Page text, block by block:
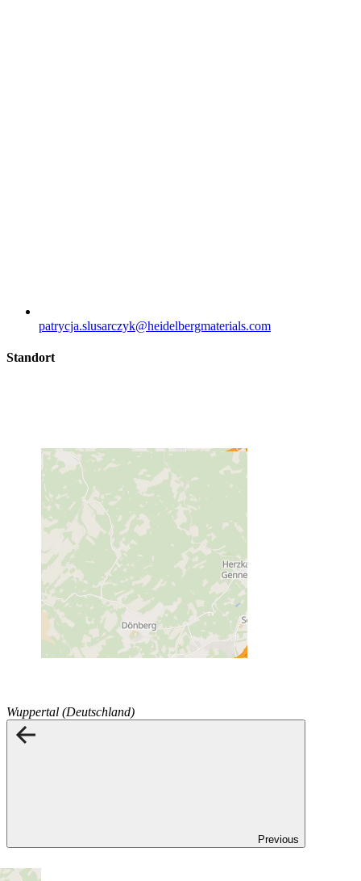
patrycja.slusarczyk​@heidelbergmaterials.com
Standort
Wuppertal (Deutschland)
Previous